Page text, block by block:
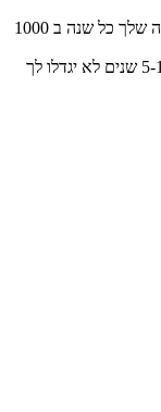
למה אתה חושב שתצליח להגדיל את גובה ההפקדה שלך כל שנה ב 1000
מה הסטטוס הנוכחי שלך? איך אתה יודע שעוד 5-10 שנים לא יגדלו לך